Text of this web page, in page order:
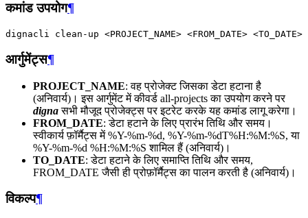
कमांड उपयोग¶
dignacli clean-up <PROJECT_NAME> <FROM_DATE> <TO_DATE>
आर्गुमेंट्स¶
PROJECT_NAME: वह प्रोजेक्ट जिसका डेटा हटाना है
(अनिवार्य)। इस आर्गुमेंट में कीवर्ड all-projects का उपयोग करने पर
dignaसभी मौजूद प्रोजेक्ट्स पर इटरेट करके यह कमांड लागू करेगा।
FROM_DATE: डेटा हटाने के लिए प्रारंभ तिथि और समय।
स्वीकार्य फ़ॉर्मैट्स में %Y-%m-%d, %Y-%m-%dT%H:%M:%S, या
%Y-%m-%d %H:%M:%S शामिल हैं (अनिवार्य)।
TO_DATE: डेटा हटाने के लिए समाप्ति तिथि और समय,
FROM_DATE जैसी ही प्रोफ़ॉर्मैट्स का पालन करती है (अनिवार्य)।
विकल्प¶